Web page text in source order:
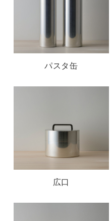
パスタ缶
広口